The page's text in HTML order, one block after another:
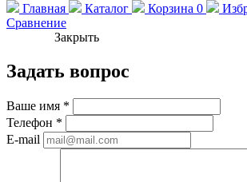
Главная Каталог Корзина 0
Сравнение
Закрыть
Задать вопрос
Ваше имя *
Телефон *
E-mail